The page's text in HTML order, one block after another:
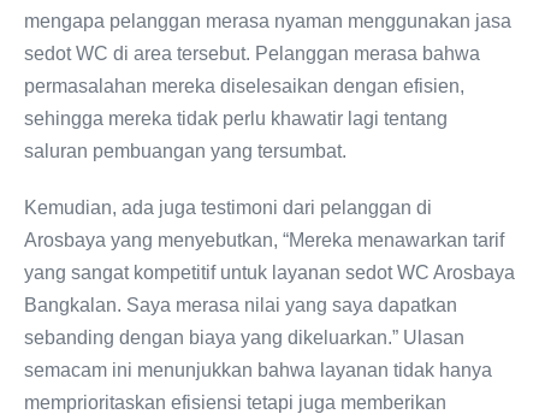
mengapa pelanggan merasa nyaman menggunakan jasa
sedot WC di area tersebut. Pelanggan merasa bahwa
permasalahan mereka diselesaikan dengan efisien,
sehingga mereka tidak perlu khawatir lagi tentang
saluran pembuangan yang tersumbat.
Kemudian, ada juga testimoni dari pelanggan di
Arosbaya yang menyebutkan, “Mereka menawarkan tarif
yang sangat kompetitif untuk layanan sedot WC Arosbaya
Bangkalan. Saya merasa nilai yang saya dapatkan
sebanding dengan biaya yang dikeluarkan.” Ulasan
semacam ini menunjukkan bahwa layanan tidak hanya
memprioritaskan efisiensi tetapi juga memberikan